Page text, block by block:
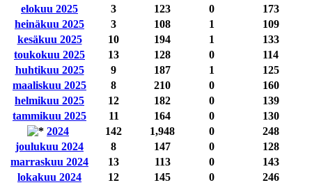
elokuu 2025
3 123 0
173
heinäkuu 2025
3 108 1
109
kesäkuu 2025
10 194 1
133
toukokuu 2025
13 128 0
114
huhtikuu 2025
9 187 1
125
maaliskuu 2025
8 210 0
160
helmikuu 2025
12 182 0
139
tammikuu 2025
11 164 0
130
2024
142 1,948 0
248
joulukuu 2024
8 147 0
128
marraskuu 2024
13 113 0
143
lokakuu 2024
12 145 0
246